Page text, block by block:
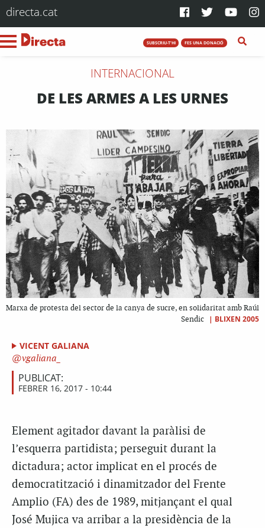
directa.cat
SUBSCRIU-T'HI FES UNA DONACIÓ
INTERNACIONAL
DE LES ARMES A LES URNES
Marxa de protesta del sector de la canya de sucre, en solidaritat amb Raúl
Sendic
| BLIXEN 2005
VICENT GALIANA
vgaliana_
PUBLICAT:
FEBRER 16, 2017 - 10:44
Element agitador davant la paràlisi de
l’esquerra partidista; perseguit durant la
dictadura; actor implicat en el procés de
democratització i dinamitzador del Frente
Amplio (FA) des de 1989, mitjançant el qual
José Mujica va arribar a la presidència de la